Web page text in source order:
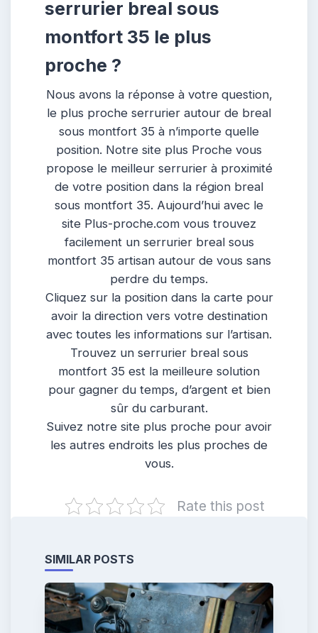
serrurier breal sous
montfort 35 le plus
proche ?
Nous avons la réponse à votre question,
le plus proche serrurier autour de breal
sous montfort 35 à n’importe quelle
position. Notre site plus Proche vous
propose le meilleur serrurier à proximité
de votre position dans la région breal
sous montfort 35. Aujourd’hui avec le
site Plus-proche.com vous trouvez
facilement un serrurier breal sous
montfort 35 artisan autour de vous sans
perdre du temps.
Cliquez sur la position dans la carte pour
avoir la direction vers votre destination
avec toutes les informations sur l’artisan.
Trouvez un serrurier breal sous
montfort 35 est la meilleure solution
pour gagner du temps, d’argent et bien
sûr du carburant.
Suivez notre site plus proche pour avoir
les autres endroits les plus proches de
vous.
Rate this post
SIMILAR POSTS